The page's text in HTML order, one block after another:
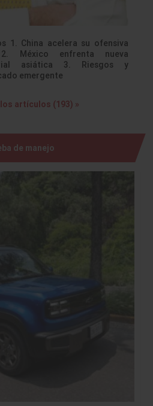
1. China acelera su ofensiva
México enfrenta nueva
asiática 3. Riesgos y
emergente
artículos (193) »
de manejo